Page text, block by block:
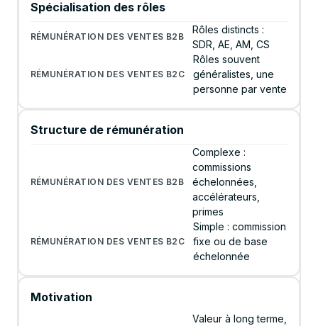
Spécialisation des rôles
Rôles distincts :
SDR, AE, AM, CS
Rôles souvent
généralistes, une
personne par vente
Structure de rémunération
Complexe :
commissions
échelonnées,
accélérateurs,
primes
Simple : commission
fixe ou de base
échelonnée
Motivation
Valeur à long terme,